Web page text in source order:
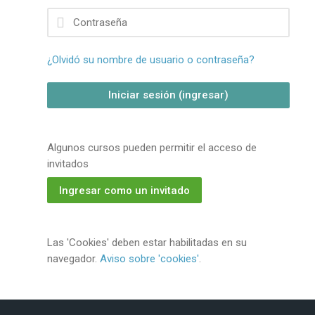
Contraseña
¿Olvidó su nombre de usuario o contraseña?
Iniciar sesión (ingresar)
Algunos cursos pueden permitir el acceso de
invitados
Ingresar como un invitado
Las 'Cookies' deben estar habilitadas en su
navegador. Aviso sobre 'cookies'.